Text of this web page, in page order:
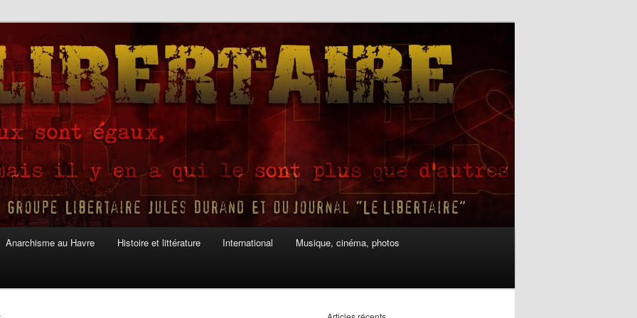
Anarchisme au Havre Histoire et littérature International Musique, cinéma, photos